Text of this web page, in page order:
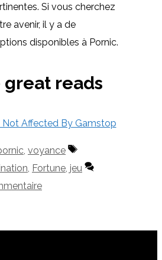
Si vous cherchez
avenir, il y a de
disponibles à Pornic.
great reads
Not Affected By Gamstop
voyance
Fortune jeu